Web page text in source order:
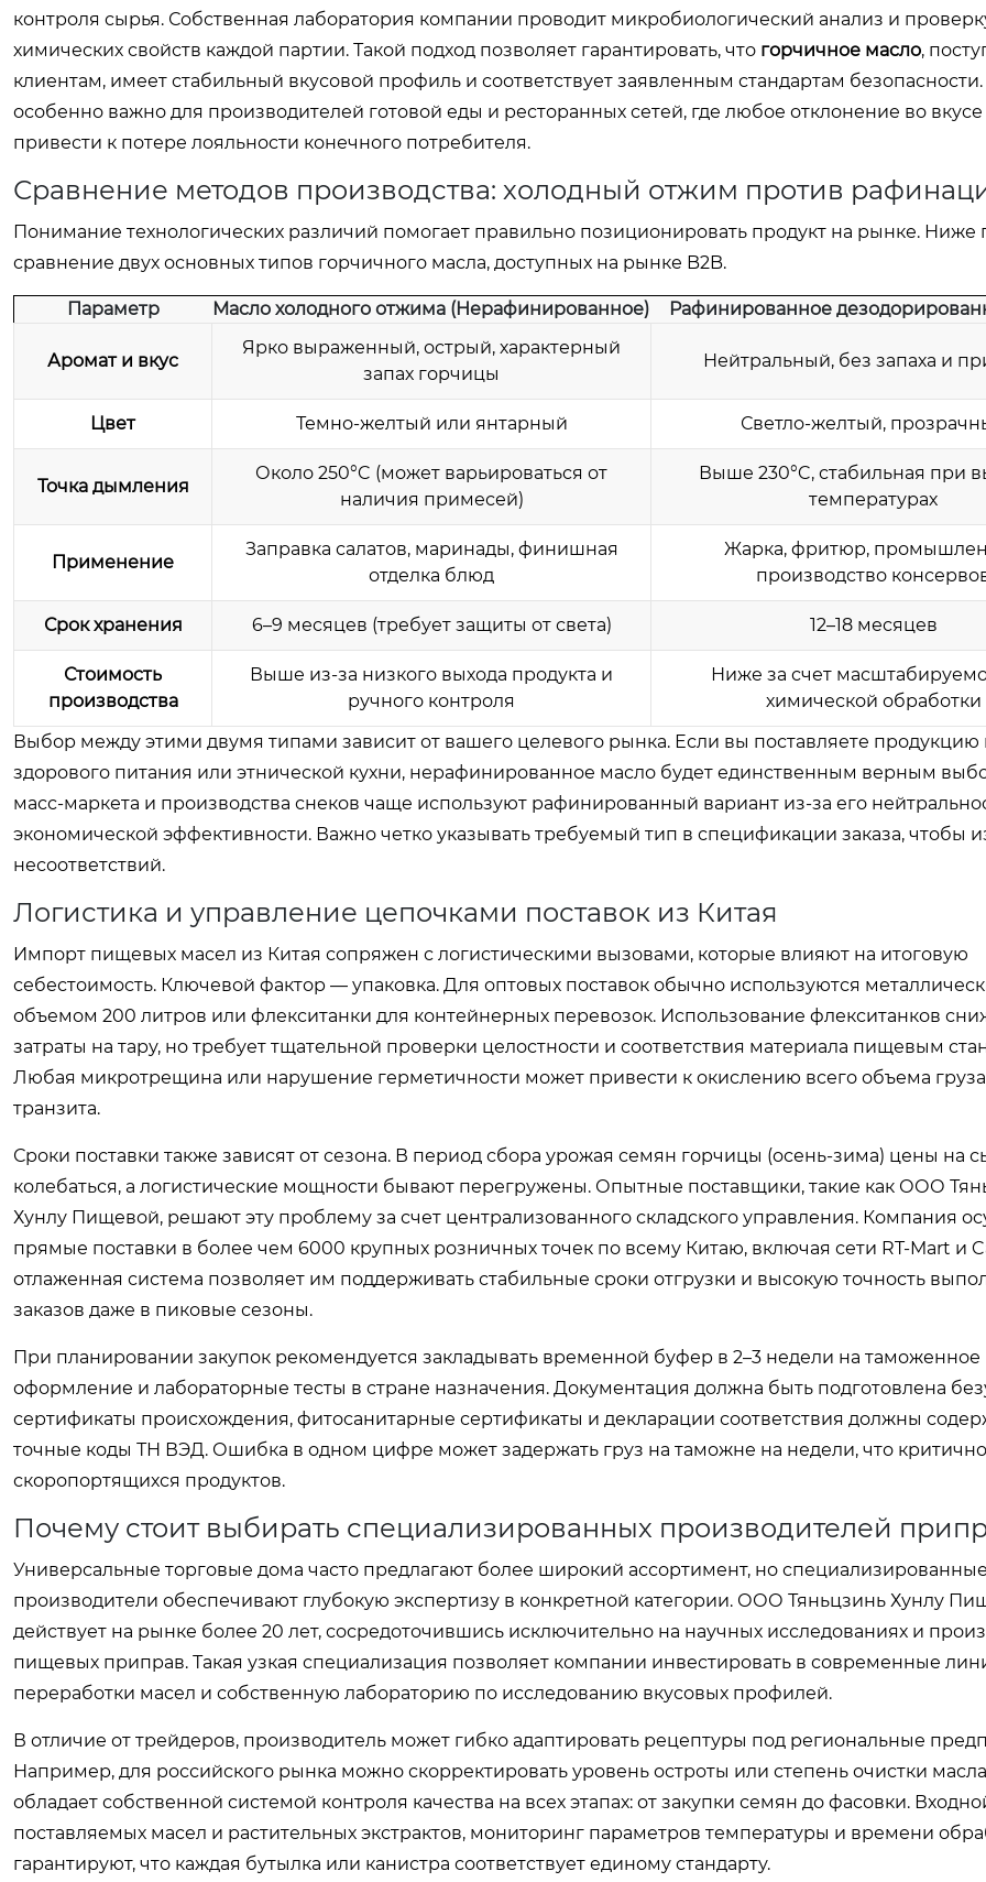
контроля сырья. Собственная лаборатория компании проводит микробиологический анализ и
химических свойств каждой партии. Такой подход позволяет гарантировать, что горчичное масло,
клиентам, имеет стабильный вкусовой профиль и соответствует заявленным стандартам безопасности.
особенно важно для производителей готовой еды и ресторанных сетей, где любое отклонение во
привести к потере лояльности конечного потребителя.
Сравнение методов производства: холодный отжим против
Понимание технологических различий помогает правильно позиционировать продукт на рынке. Ниже
сравнение двух основных типов горчичного масла, доступных на рынке B2B.
Параметр Масло холодного отжима (Нерафинированное) Рафинированное
Аромат и вкус
Ярко выраженный, острый, характерный
запах горчицы
Нейтральный, без запаха и
Цвет Темно-желтый или янтарный Светло-желтый,
Точка дымления
Около 250°C (может варьироваться от
наличия примесей)
Выше 230°C, стабильная при
температурах
Применение
Заправка салатов, маринады, финишная
отделка блюд
Жарка, фритюр,
производство
Срок хранения 6–9 месяцев (требует защиты от света) 12–18 месяцев
Стоимость
производства
Выше из-за низкого выхода продукта и
ручного контроля
Ниже за счет
химической обработки
Выбор между этими двумя типами зависит от вашего целевого рынка. Если вы поставляете продукцию
здорового питания или этнической кухни, нерафинированное масло будет единственным верным
масс-маркета и производства снеков чаще используют рафинированный вариант из-за его
экономической эффективности. Важно четко указывать требуемый тип в спецификации заказа, чтобы
несоответствий.
Логистика и управление цепочками поставок из Китая
Импорт пищевых масел из Китая сопряжен с логистическими вызовами, которые влияют на итоговую
себестоимость. Ключевой фактор — упаковка. Для оптовых поставок обычно используются
объемом 200 литров или флекситанки для контейнерных перевозок. Использование флекситанков
затраты на тару, но требует тщательной проверки целостности и соответствия материала пищевым
Любая микротрещина или нарушение герметичности может привести к окислению всего объема
транзита.
Сроки поставки также зависят от сезона. В период сбора урожая семян горчицы (осень-зима) цены на
колебаться, а логистические мощности бывают перегружены. Опытные поставщики, такие как ООО
Хунлу Пищевой, решают эту проблему за счет централизованного складского управления. Компания
прямые поставки в более чем 6000 крупных розничных точек по всему Китаю, включая сети RT-Mart и
отлаженная система позволяет им поддерживать стабильные сроки отгрузки и высокую точность
заказов даже в пиковые сезоны.
При планировании закупок рекомендуется закладывать временной буфер в 2–3 недели на таможенное
оформление и лабораторные тесты в стране назначения. Документация должна быть подготовлена
сертификаты происхождения, фитосанитарные сертификаты и декларации соответствия должны
точные коды ТН ВЭД. Ошибка в одном цифре может задержать груз на таможне на недели, что
скоропортящихся продуктов.
Почему стоит выбирать специализированных производителей
Универсальные торговые дома часто предлагают более широкий ассортимент, но специализированные
производители обеспечивают глубокую экспертизу в конкретной категории. ООО Тяньцзинь Хунлу
действует на рынке более 20 лет, сосредоточившись исключительно на научных исследованиях и
пищевых приправ. Такая узкая специализация позволяет компании инвестировать в современные
переработки масел и собственную лабораторию по исследованию вкусовых профилей.
В отличие от трейдеров, производитель может гибко адаптировать рецептуры под региональные
Например, для российского рынка можно скорректировать уровень остроты или степень очистки
обладает собственной системой контроля качества на всех этапах: от закупки семян до фасовки.
поставляемых масел и растительных экстрактов, мониторинг параметров температуры и времени
гарантируют, что каждая бутылка или канистра соответствует единому стандарту.